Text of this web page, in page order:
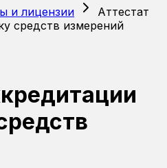
и лицензии
Аттестат
средств измерений